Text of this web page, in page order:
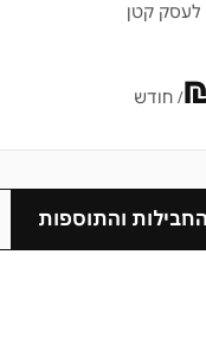
קטן
/ חודש
והתוספות